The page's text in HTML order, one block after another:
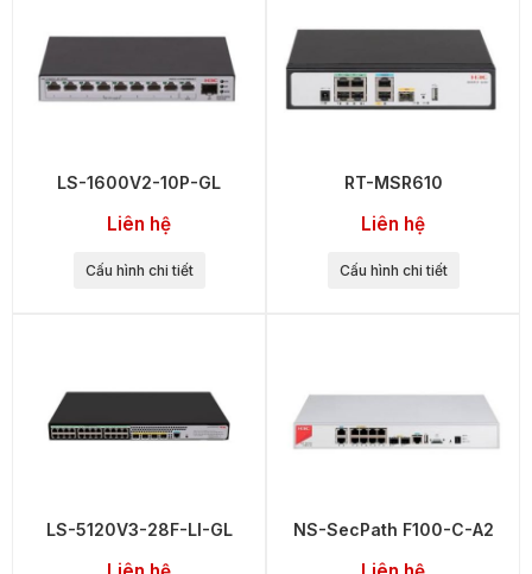
LS-1600V2-10P-GL
Liên hệ
Cấu hình chi tiết
RT-MSR610
Liên hệ
Cấu hình chi tiết
LS-5120V3-28F-LI-GL NS-SecPath F100-C-A2